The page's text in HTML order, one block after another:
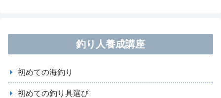
釣り人養成講座
初めての海釣り
初めての釣り具選び